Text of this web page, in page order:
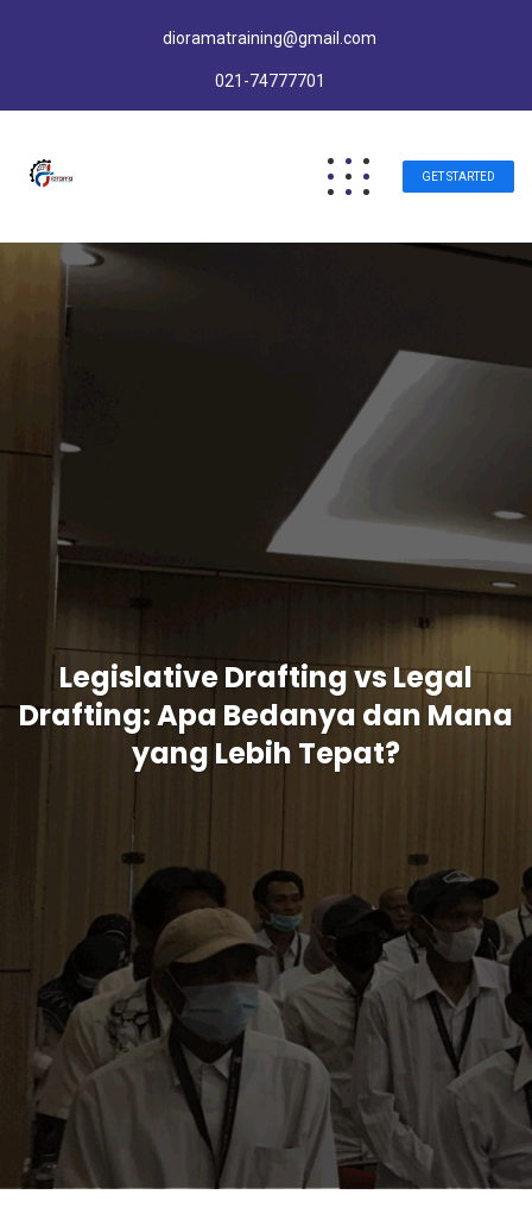
dioramatraining@gmail.com
021-74777701
GET STARTED
Legislative Drafting vs Legal
Drafting: Apa Bedanya dan Mana
yang Lebih Tepat?